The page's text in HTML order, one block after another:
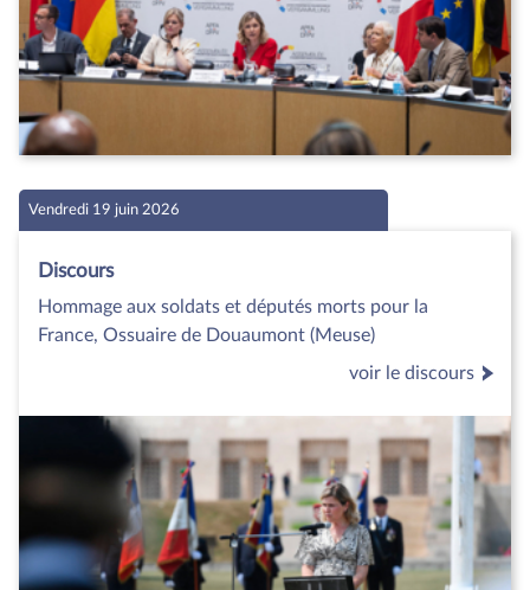
Vendredi 19 juin 2026
Discours
Hommage aux soldats et députés morts pour la
France, Ossuaire de Douaumont (Meuse)
voir le discours